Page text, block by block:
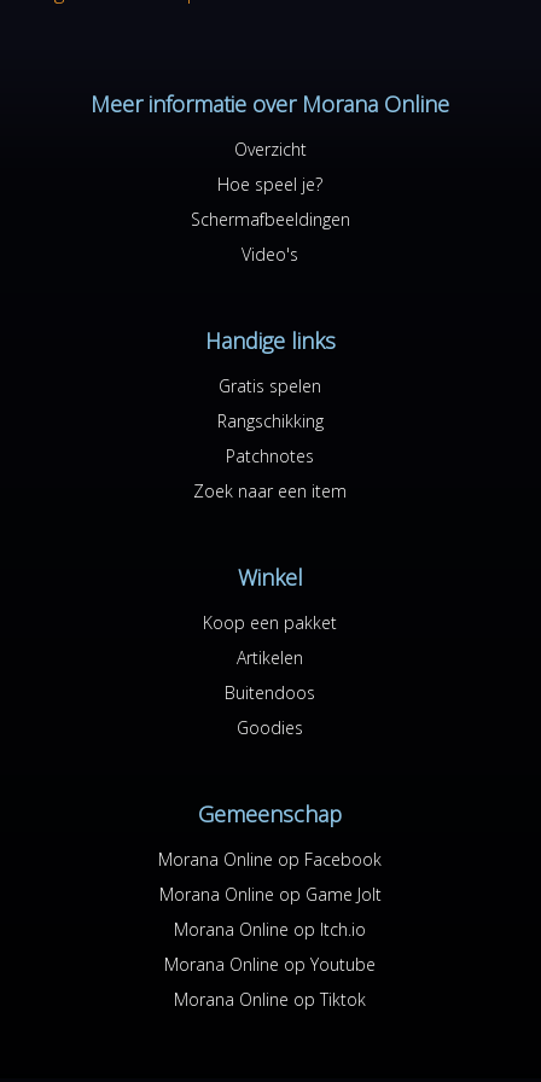
Meer informatie over Morana Online
Overzicht
Hoe speel je?
Schermafbeeldingen
Video's
Handige links
Gratis spelen
Rangschikking
Patchnotes
Zoek naar een item
Winkel
Koop een pakket
Artikelen
Buitendoos
Goodies
Gemeenschap
Morana Online op Facebook
Morana Online op Game Jolt
Morana Online op Itch.io
Morana Online op Youtube
Morana Online op Tiktok